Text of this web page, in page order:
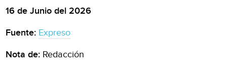
16 de Junio del 2026
Fuente: Expreso
Nota de: Redacción